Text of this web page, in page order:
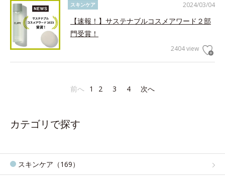
2024/03/04
スキンケア
【速報！】サステナブルコスメアワード２部
門受賞！
2404 view
前へ 1 2 3 4 次へ
カテゴリで探す
スキンケア（169）